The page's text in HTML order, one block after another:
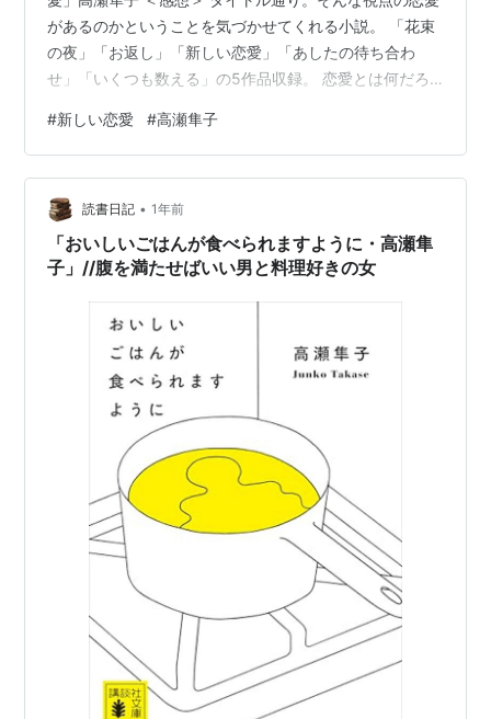
があるのかということを気づかせてくれる小説。 「花束
の夜」「お返し」「新しい恋愛」「あしたの待ち合わ
せ」「いくつも数える」の5作品収録。 恋愛とは何だろ
品。 そして人に薦めたい。 「花束の夜」 花束を抱えな
がら退職する先輩への想いを綴る。 “急加速で定型の大人
に完成してくよう”というフレーズが印象的。 「お返し」
毎年バレンタインデーにチョコをくれた幼なじみの話。
”子どもの頃って、好きって気持ちの終点が、必ずしも両
想いになることがな…
#新しい恋愛 #高瀬隼子
読書日記 • 1年前
「おいしいごはんが食べられますように・高瀬隼
子」//腹を満たせばいい男と料理好きの女